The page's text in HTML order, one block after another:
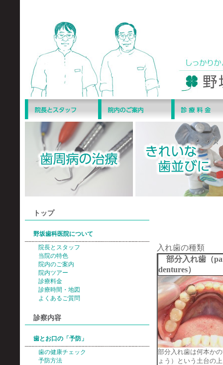
トップ
野坂歯科医院について
院長とスタッフ
当院の特色
院内のご案内
院内ツアー
診療料金
診療時間・地図
よくあるご質問
診察内容
歯とお口の「予防」
歯の健康チェック
予防方法
入れ歯の種類
部分入れ歯（
dentures）
部分入れ歯は何本か
ょう）という土台の